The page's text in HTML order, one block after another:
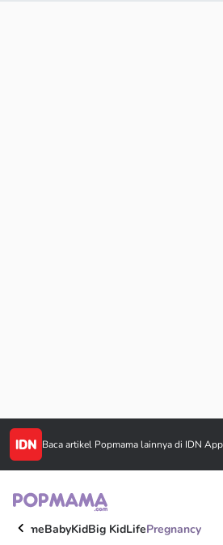
Baca artikel Popmama lainnya di IDN App
HomeBabyKidBig KidLifePregnancy